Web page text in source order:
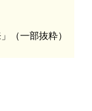
（一部抜粋）